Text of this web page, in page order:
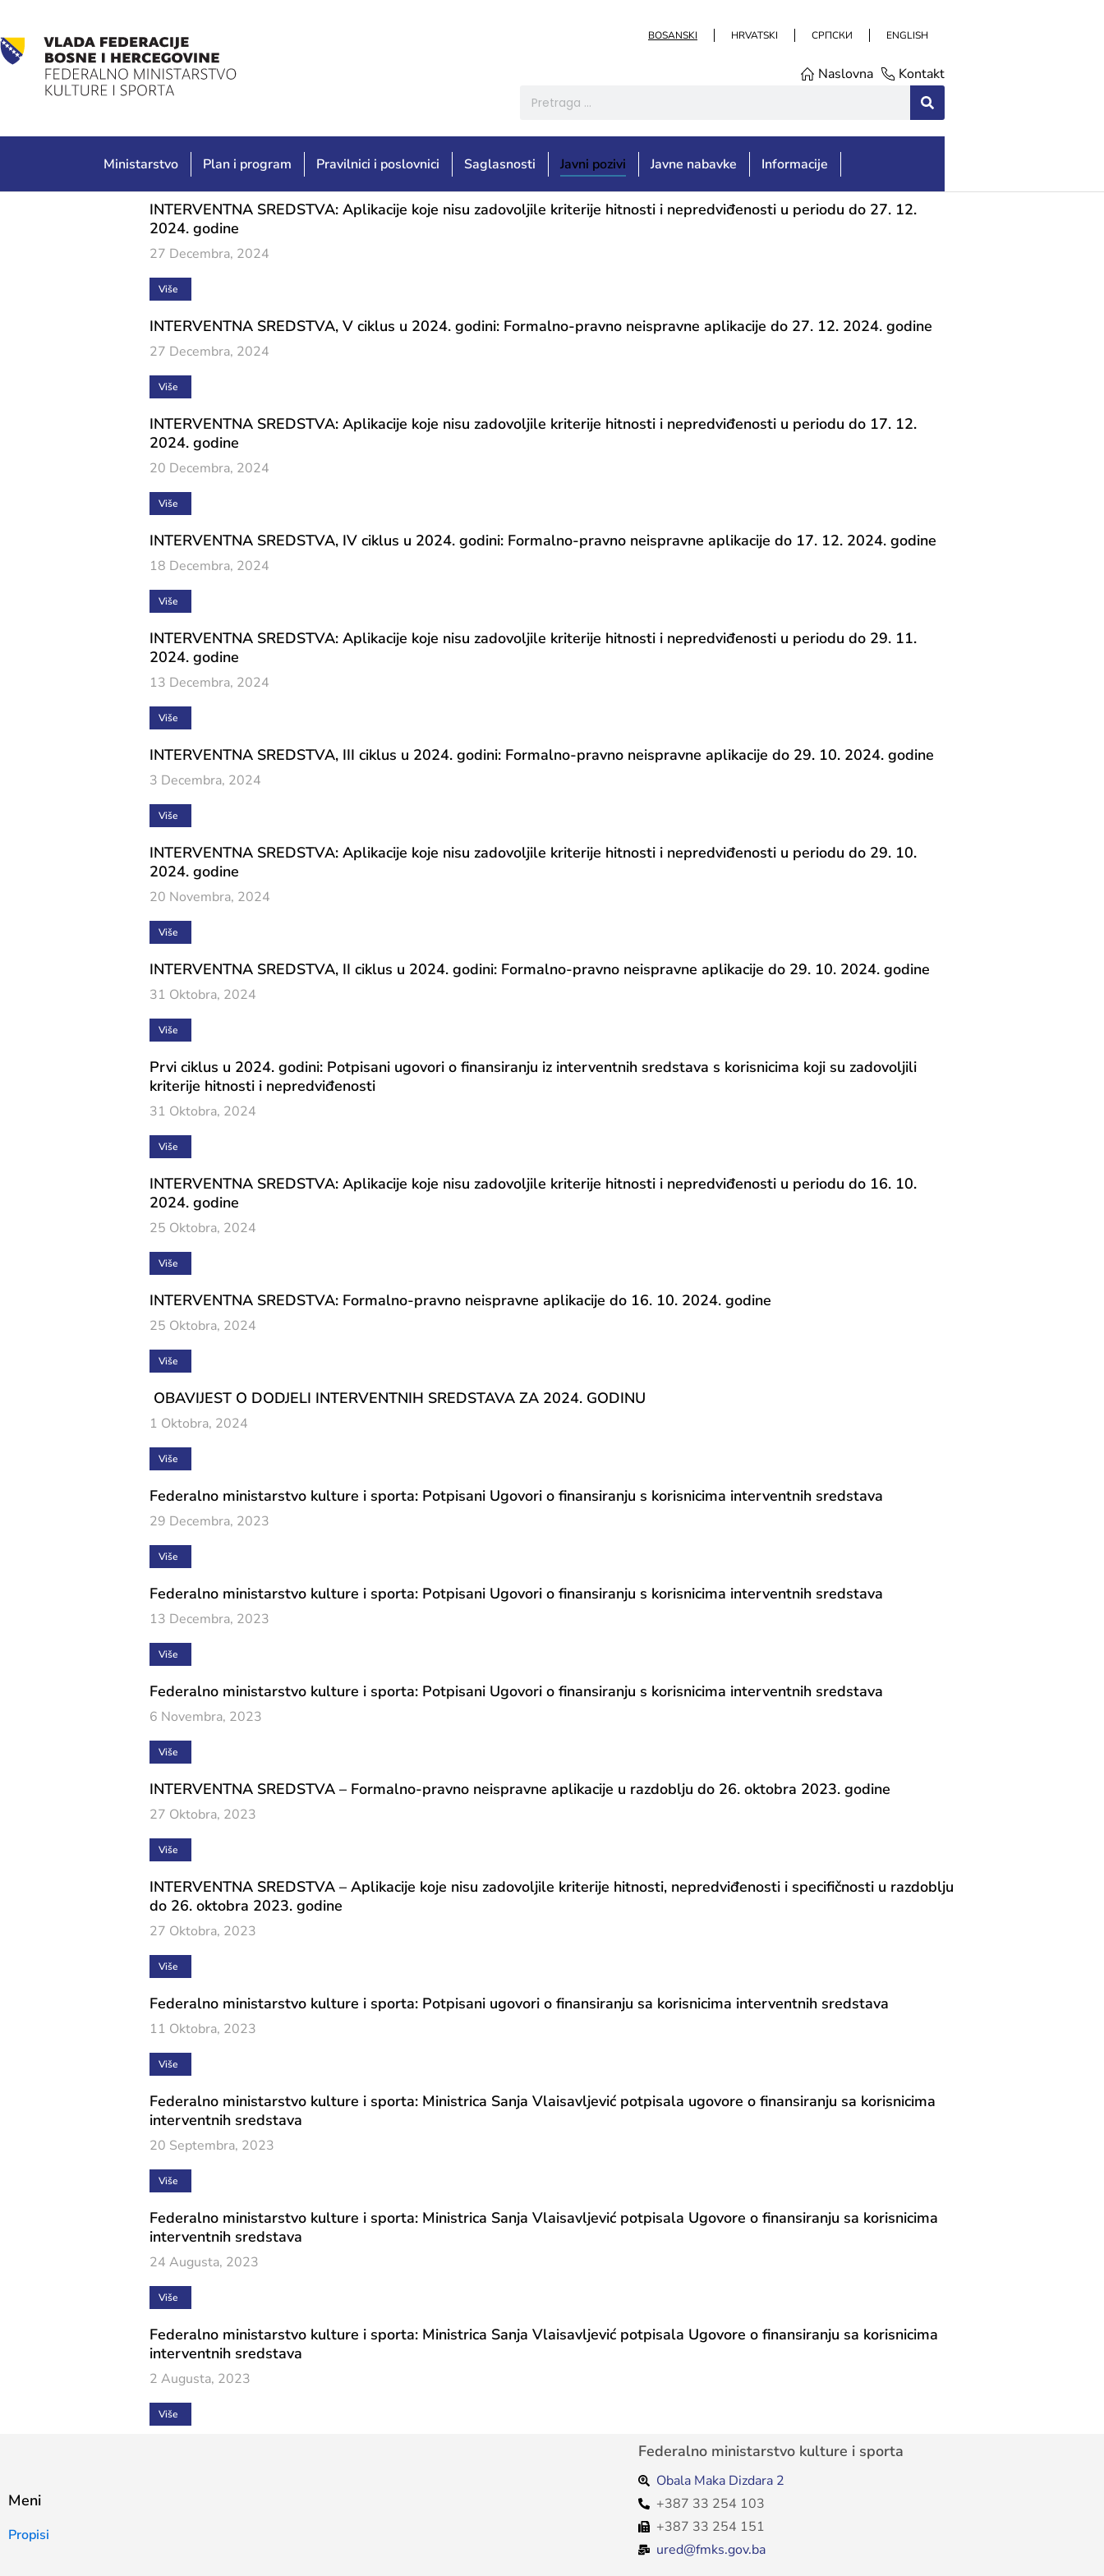
BOSANSKI HRVATSKI СРПСКИ ENGLISH
Naslovna Kontakt
Ministarstvo Plan i program Pravilnici i poslovnici Saglasnosti Javni pozivi Javne nabavke Informacije
INTERVENTNA SREDSTVA: Aplikacije koje nisu zadovoljile kriterije hitnosti i nepredviđenosti u periodu do 27. 12.
2024. godine
27 Decembra, 2024
Više
INTERVENTNA SREDSTVA, V ciklus u 2024. godini: Formalno-pravno neispravne aplikacije do 27. 12. 2024. godine
27 Decembra, 2024
Više
INTERVENTNA SREDSTVA: Aplikacije koje nisu zadovoljile kriterije hitnosti i nepredviđenosti u periodu do 17. 12.
2024. godine
20 Decembra, 2024
Više
INTERVENTNA SREDSTVA, IV ciklus u 2024. godini: Formalno-pravno neispravne aplikacije do 17. 12. 2024. godine
18 Decembra, 2024
Više
INTERVENTNA SREDSTVA: Aplikacije koje nisu zadovoljile kriterije hitnosti i nepredviđenosti u periodu do 29. 11.
2024. godine
13 Decembra, 2024
Više
INTERVENTNA SREDSTVA, III ciklus u 2024. godini: Formalno-pravno neispravne aplikacije do 29. 10. 2024. godine
3 Decembra, 2024
Više
INTERVENTNA SREDSTVA: Aplikacije koje nisu zadovoljile kriterije hitnosti i nepredviđenosti u periodu do 29. 10.
2024. godine
20 Novembra, 2024
Više
INTERVENTNA SREDSTVA, II ciklus u 2024. godini: Formalno-pravno neispravne aplikacije do 29. 10. 2024. godine
31 Oktobra, 2024
Više
Prvi ciklus u 2024. godini: Potpisani ugovori o finansiranju iz interventnih sredstava s korisnicima koji su zadovoljili
kriterije hitnosti i nepredviđenosti
31 Oktobra, 2024
Više
INTERVENTNA SREDSTVA: Aplikacije koje nisu zadovoljile kriterije hitnosti i nepredviđenosti u periodu do 16. 10.
2024. godine
25 Oktobra, 2024
Više
INTERVENTNA SREDSTVA: Formalno-pravno neispravne aplikacije do 16. 10. 2024. godine
25 Oktobra, 2024
Više
OBAVIJEST O DODJELI INTERVENTNIH SREDSTAVA ZA 2024. GODINU
1 Oktobra, 2024
Više
Federalno ministarstvo kulture i sporta: Potpisani Ugovori o finansiranju s korisnicima interventnih sredstava
29 Decembra, 2023
Više
Federalno ministarstvo kulture i sporta: Potpisani Ugovori o finansiranju s korisnicima interventnih sredstava
13 Decembra, 2023
Više
Federalno ministarstvo kulture i sporta: Potpisani Ugovori o finansiranju s korisnicima interventnih sredstava
6 Novembra, 2023
Više
INTERVENTNA SREDSTVA – Formalno-pravno neispravne aplikacije u razdoblju do 26. oktobra 2023. godine
27 Oktobra, 2023
Više
INTERVENTNA SREDSTVA – Aplikacije koje nisu zadovoljile kriterije hitnosti, nepredviđenosti i specifičnosti u razdoblju
do 26. oktobra 2023. godine
27 Oktobra, 2023
Više
Federalno ministarstvo kulture i sporta: Potpisani ugovori o finansiranju sa korisnicima interventnih sredstava
11 Oktobra, 2023
Više
Federalno ministarstvo kulture i sporta: Ministrica Sanja Vlaisavljević potpisala ugovore o finansiranju sa korisnicima
interventnih sredstava
20 Septembra, 2023
Više
Federalno ministarstvo kulture i sporta: Ministrica Sanja Vlaisavljević potpisala Ugovore o finansiranju sa korisnicima
interventnih sredstava
24 Augusta, 2023
Više
Federalno ministarstvo kulture i sporta: Ministrica Sanja Vlaisavljević potpisala Ugovore o finansiranju sa korisnicima
interventnih sredstava
2 Augusta, 2023
Više
Meni
Propisi
Federalno ministarstvo kulture i sporta
Obala Maka Dizdara 2
+387 33 254 103
+387 33 254 151
ured@fmks.gov.ba